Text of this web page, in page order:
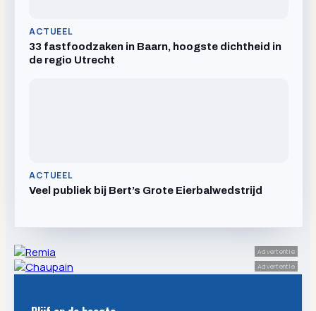
ACTUEEL
33 fastfoodzaken in Baarn, hoogste dichtheid in
de regio Utrecht
ACTUEEL
Veel publiek bij Bert’s Grote Eierbalwedstrijd
Advertentie
Advertentie